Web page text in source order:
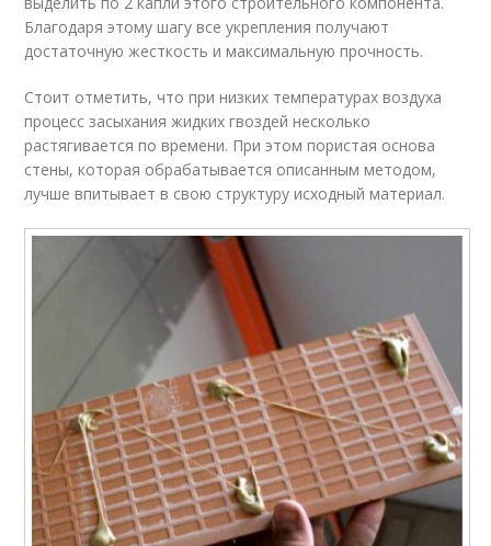
Благодаря этому шагу все укрепления получают
достаточную жесткость и максимальную прочность.
Стоит отметить, что при низких температурах воздуха
процесс засыхания жидких гвоздей несколько
растягивается по времени. При этом пористая основа
стены, которая обрабатывается описанным методом,
лучше впитывает в свою структуру исходный материал.